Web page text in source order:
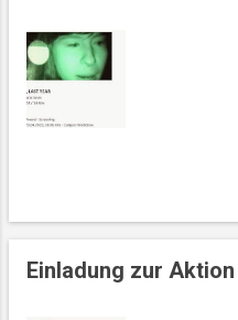
Einladung zur Aktion